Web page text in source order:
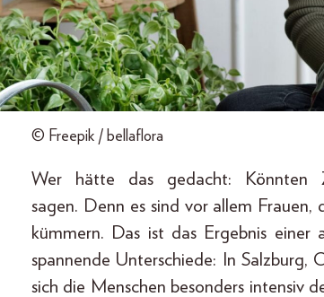
© Freepik / bellaflora
Wer hätte das gedacht: Könnten
sagen. Denn es sind vor allem
kümmern. Das ist das Ergebnis
spannende Unterschiede: In
sich die Menschen besonders intensiv